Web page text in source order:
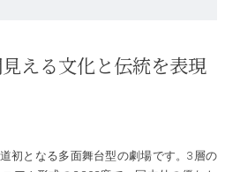
える文化と伝統を表現
初となる多面舞台型の劇場です。3層の